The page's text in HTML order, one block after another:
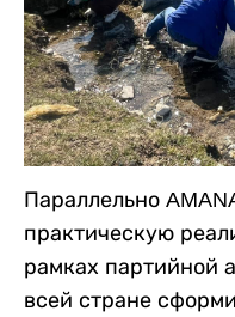
Параллельно
практическую
рамках партийной
всей стране